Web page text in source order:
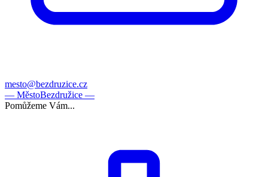
mesto@bezdruzice.cz
— MěstoBezdružice —
Pomůžeme Vám...